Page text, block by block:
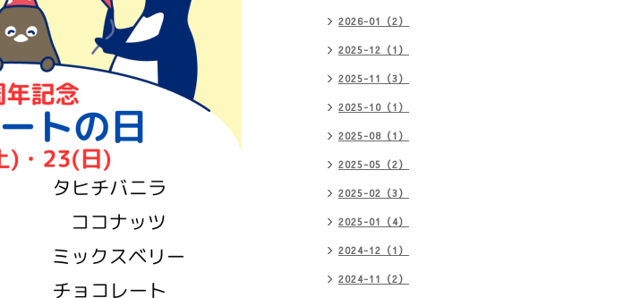
2026-01（2）
2025-12（1）
2025-11（3）
2025-10（1）
2025-08（1）
2025-05（2）
2025-02（3）
2025-01（4）
2024-12（1）
2024-11（2）